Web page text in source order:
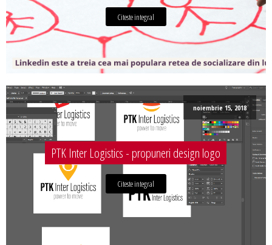
Citeste integral
noiembrie 15, 2018
PTK Inter Logistics - propuneri design logo
Citeste integral